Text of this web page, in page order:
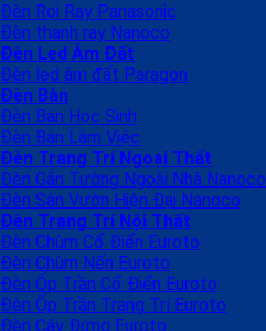
Đèn Rọi Ray Panasonic
Đèn thanh ray Nanoco
Đèn Led Âm Đất
Đèn led âm đất Paragon
Đèn Bàn
Đèn Bàn Học Sinh
Đèn Bàn Làm Việc
Đèn Trang Trí Ngoại Thất
Đèn Gắn Tường Ngoài Nhà Nanoco
Đèn Sân Vườn Hiện Đại Nanoco
Đèn Trang Trí Nội Thất
Đèn Chùm Cổ Điển Euroto
Đèn Chùm Nến Euroto
Đèn Ốp Trần Cổ Điển Euroto
Đèn Ốp Trần Trang Trí Euroto
Đèn Cây Đứng Euroto